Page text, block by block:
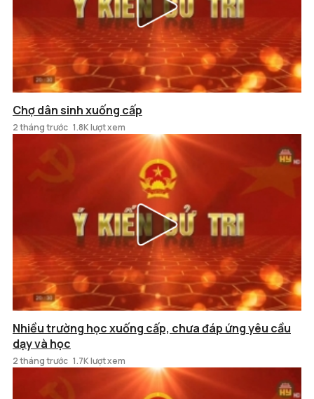
Chợ dân sinh xuống cấp
2 tháng trước 1.8K lượt xem
Nhiều trường học xuống cấp, chưa đáp ứng yêu cầu
dạy và học
2 tháng trước 1.7K lượt xem